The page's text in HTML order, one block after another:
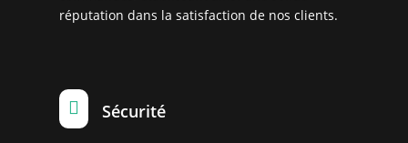
réputation dans la satisfaction de nos clients.
 Sécurité